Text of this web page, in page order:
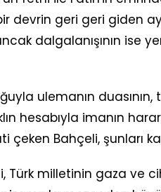
devrin geri geri giden
dalgalanışının ise
ulemanın
hesabıyla imanın
çeken Bahçeli, şunları
Türk milletinin gaza ve